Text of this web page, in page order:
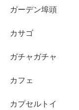
ガーデン埠頭
カサゴ
ガチャガチャ
カフェ
カプセルトイ